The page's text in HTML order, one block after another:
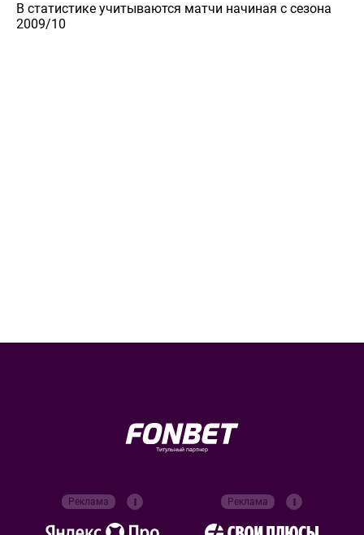
В статистике учитываются матчи начиная с сезона
2009/10
Титульный партнер
Реклама Реклама